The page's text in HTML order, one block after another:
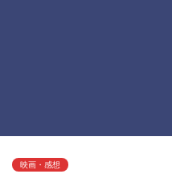
映画・感想